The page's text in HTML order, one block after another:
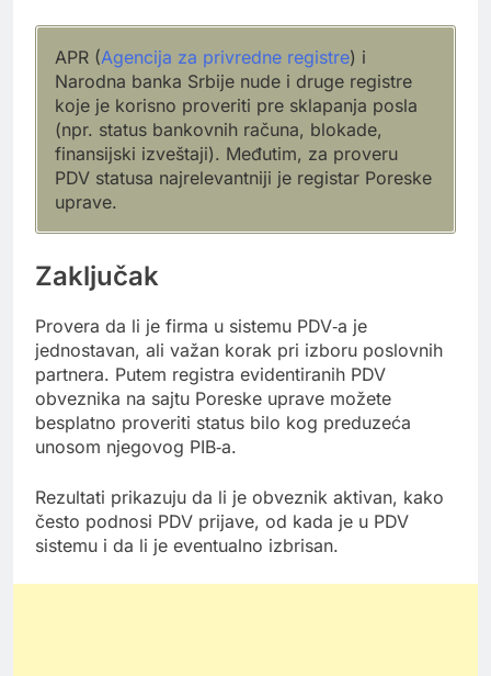
APR (Agencija za privredne registre) i
Narodna banka Srbije nude i druge registre
koje je korisno proveriti pre sklapanja posla
(npr. status bankovnih računa, blokade,
finansijski izveštaji). Međutim, za proveru
PDV statusa najrelevantniji je registar Poreske
uprave.
Zaključak
Provera da li je firma u sistemu PDV‑a je
jednostavan, ali važan korak pri izboru poslovnih
partnera. Putem registra evidentiranih PDV
obveznika na sajtu Poreske uprave možete
besplatno proveriti status bilo kog preduzeća
unosom njegovog PIB‑a.
Rezultati prikazuju da li je obveznik aktivan, kako
često podnosi PDV prijave, od kada je u PDV
sistemu i da li je eventualno izbrisan.